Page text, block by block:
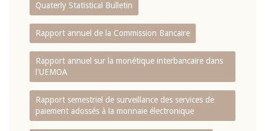
Quaterly Statistical Bulletin
Rapport annuel de la Commission Bancaire
Rapport annuel sur la monétique interbancaire dans
l'UEMOA
Rapport semestriel de surveillance des services de
paiement adossés à la monnaie électronique